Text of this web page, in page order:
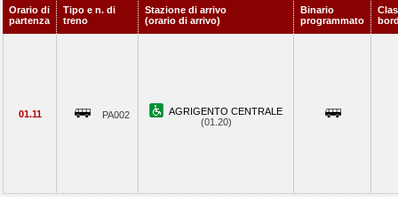
Orario di
partenza
Tipo e n. di
treno
Stazione di arrivo
(orario di arrivo)
Binario
programmato
01.11 PA002
AGRIGENTO CENTRALE
(01.20)